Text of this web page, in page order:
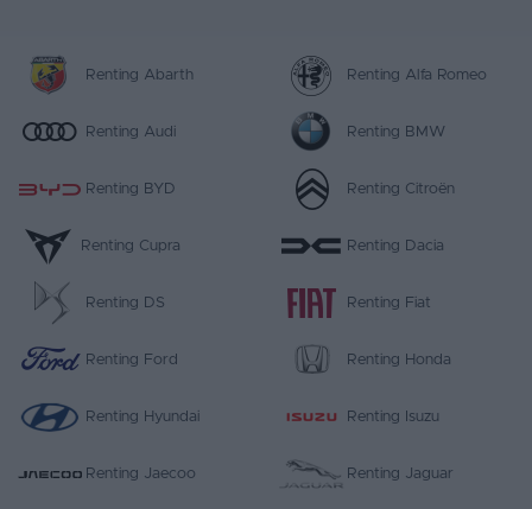
Guías
compra
Comparador
Favoritos
Concesionarios
coche
Blog
Renting Abarth Renting Alfa Romeo
Renting Audi Renting BMW
Renting BYD Renting Citroën
Renting Cupra Renting Dacia
Renting DS Renting Fiat
Renting Ford Renting Honda
Renting Hyundai Renting Isuzu
Renting Jaecoo Renting Jaguar